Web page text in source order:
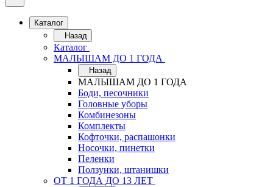
Каталог
Назад
Каталог
МАЛЫШАМ ДО 1 ГОДА
Назад
МАЛЫШАМ ДО 1 ГОДА
Боди, песочники
Головные уборы
Комбинезоны
Комплекты
Кофточки, распашонки
Носочки, пинетки
Пеленки
Ползунки, штанишки
ОТ 1 ГОДА ДО 13 ЛЕТ